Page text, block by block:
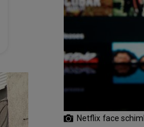
Netflix face